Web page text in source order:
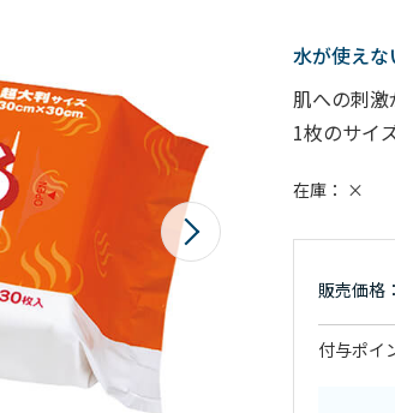
水が使え
肌への刺
1枚のサイ
在庫 ×
付与ポイ